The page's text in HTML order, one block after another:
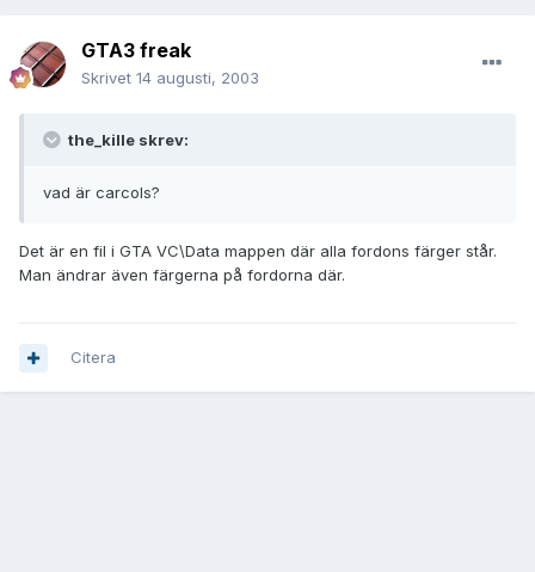
GTA3 freak
Skrivet 14 augusti, 2003
the_kille skrev:
vad är carcols?
Det är en fil i GTA VC\Data mappen där alla fordons färger står.
Man ändrar även färgerna på fordorna där.
Citera